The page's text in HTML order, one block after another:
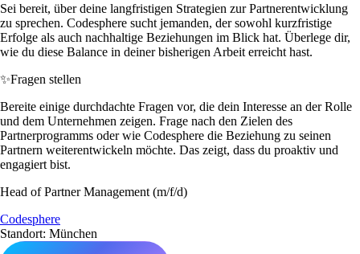
Sei bereit, über deine langfristigen Strategien zur Partnerentwicklung
zu sprechen. Codesphere sucht jemanden, der sowohl kurzfristige
Erfolge als auch nachhaltige Beziehungen im Blick hat. Überlege dir,
wie du diese Balance in deiner bisherigen Arbeit erreicht hast.
✨Fragen stellen
Bereite einige durchdachte Fragen vor, die dein Interesse an der Rolle
und dem Unternehmen zeigen. Frage nach den Zielen des
Partnerprogramms oder wie Codesphere die Beziehung zu seinen
Partnern weiterentwickeln möchte. Das zeigt, dass du proaktiv und
engagiert bist.
Head of Partner Management (m/f/d)
Codesphere
Standort: München